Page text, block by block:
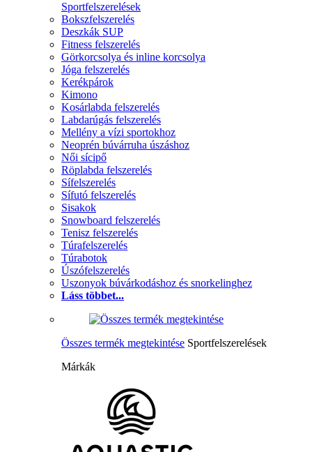
Sportfelszerelések
Bokszfelszerelés
Deszkák SUP
Fitness felszerelés
Görkorcsolya és inline korcsolya
Jóga felszerelés
Kerékpárok
Kimono
Kosárlabda felszerelés
Labdarúgás felszerelés
Mellény a vízi sportokhoz
Neoprén búvárruha úszáshoz
Női sícipő
Röplabda felszerelés
Sífelszerelés
Sífutó felszerelés
Sisakok
Snowboard felszerelés
Tenisz felszerelés
Túrafelszerelés
Túrabotok
Úszófelszerelés
Uszonyok búvárkodáshoz és snorkelinghez
Láss többet...
Összes termék megtekintése Sportfelszerelések
Márkák